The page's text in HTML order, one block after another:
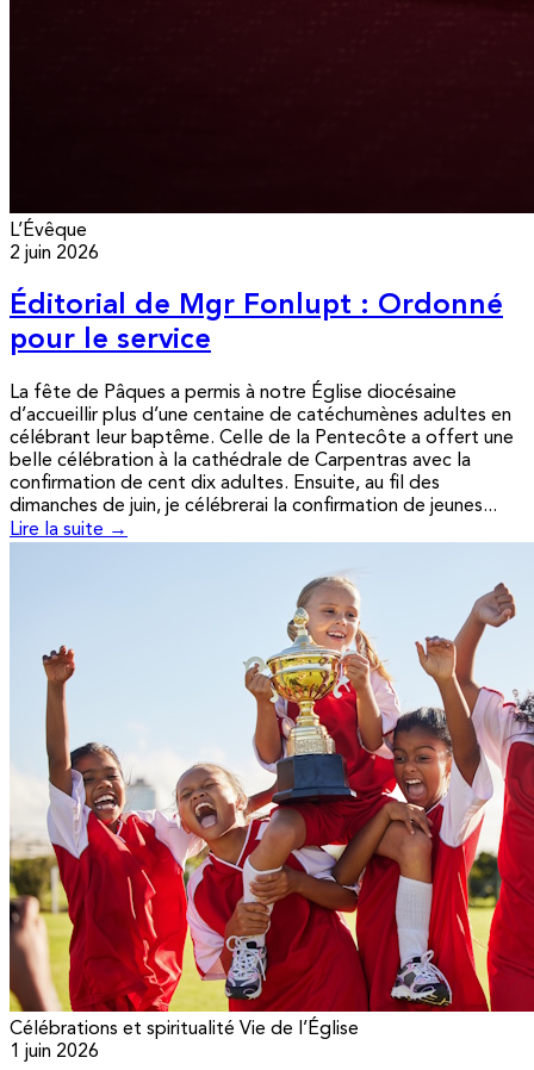
L’Évêque
2 juin 2026
Éditorial de Mgr Fonlupt : Ordonné
pour le service
La fête de Pâques a permis à notre Église diocésaine
d’accueillir plus d’une centaine de catéchumènes adultes en
célébrant leur baptême. Celle de la Pentecôte a offert une
belle célébration à la cathédrale de Carpentras avec la
confirmation de cent dix adultes. Ensuite, au fil des
dimanches de juin, je célébrerai la confirmation de jeunes...
Lire la suite →
Célébrations et spiritualité Vie de l’Église
1 juin 2026